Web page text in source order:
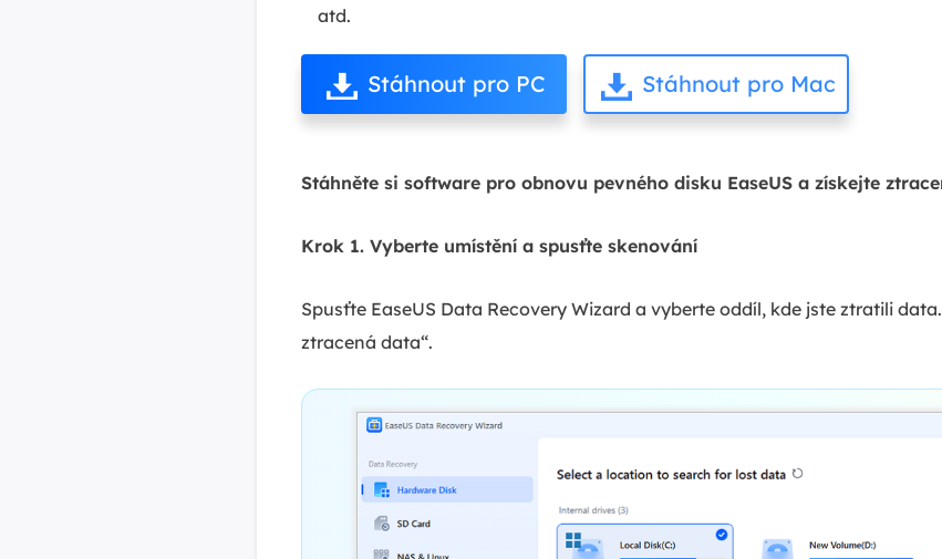
atd.
Stáhnout pro PC Stáhnout pro Mac
Stáhněte si software pro obnovu pevného disku EaseUS a získejte
Krok 1. Vyberte umístění a spusťte skenování
Spusťte EaseUS Data Recovery Wizard a vyberte oddíl, kde jste ztratili
ztracená data“.